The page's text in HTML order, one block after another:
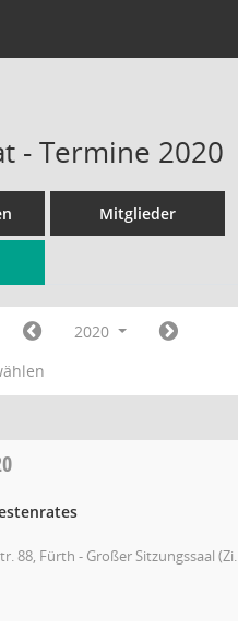
- Termine 2020
Mitglieder
2020
88, Fürth - Großer Sitzungssaal (Zi.